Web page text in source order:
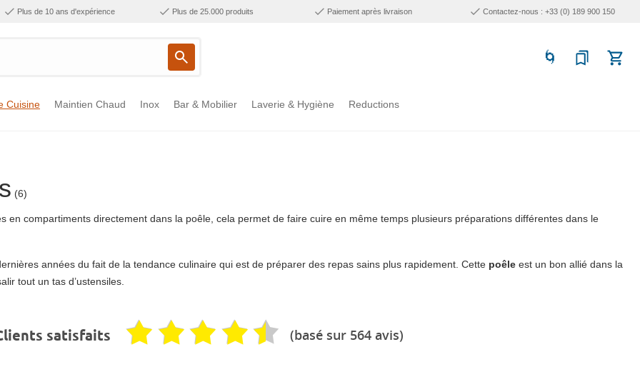
Plus de 10 ans d'expérience Plus de 25.000 produits Paiement après livraison Contactez-nous : +33 (0) 189 900 150
Cuisine Maintien Chaud Inox Bar & Mobilier Laverie & Hygiène Reductions
(6)
en compartiments directement dans la poêle, cela permet de faire cuire en même temps plusieurs préparations différentes dans le
années du fait de la tendance culinaire qui est de préparer des repas sains plus rapidement. Cette poêle est un bon allié dans la
tout un tas d’ustensiles.
satisfaits (basé sur 564 avis)